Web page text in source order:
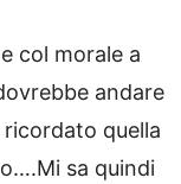
col morale a
andare
quella
sa quindi